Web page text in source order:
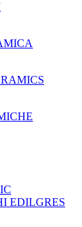
EDILGRES